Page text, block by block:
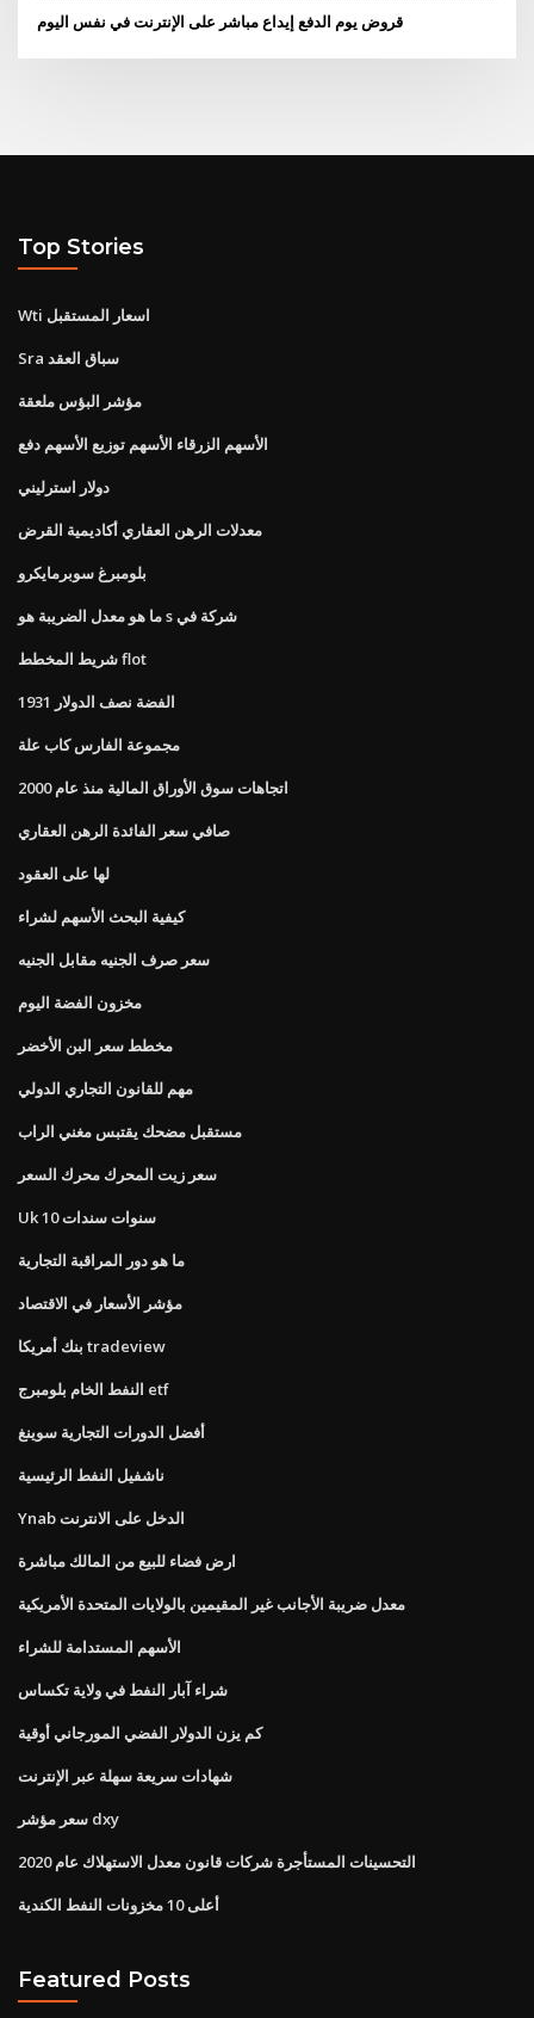
قروض يوم الدفع إيداع مباشر على الإنترنت في نفس اليوم
Top Stories
Wti اسعار المستقبل
Sra سباق العقد
مؤشر البؤس ملعقة
الأسهم الزرقاء الأسهم توزيع الأسهم دفع
دولار استرليني
معدلات الرهن العقاري أكاديمية القرض
بلومبرغ سوبرمايكرو
ما هو معدل الضريبة هو s شركة في
شريط المخطط flot
1931 الفضة نصف الدولار
مجموعة الفارس كاب علة
اتجاهات سوق الأوراق المالية منذ عام 2000
صافي سعر الفائدة الرهن العقاري
لها على العقود
كيفية البحث الأسهم لشراء
سعر صرف الجنيه مقابل الجنيه
مخزون الفضة اليوم
مخطط سعر البن الأخضر
مهم للقانون التجاري الدولي
مستقبل مضحك يقتبس مغني الراب
سعر زيت المحرك محرك السعر
Uk 10 سنوات سندات
ما هو دور المراقبة التجارية
مؤشر الأسعار في الاقتصاد
بنك أمريكا tradeview
النفط الخام بلومبرج etf
أفضل الدورات التجارية سوينغ
ناشفيل النفط الرئيسية
Ynab الدخل على الانترنت
ارض فضاء للبيع من المالك مباشرة
معدل ضريبة الأجانب غير المقيمين بالولايات المتحدة الأمريكية
الأسهم المستدامة للشراء
شراء آبار النفط في ولاية تكساس
كم يزن الدولار الفضي المورجاني أوقية
شهادات سريعة سهلة عبر الإنترنت
سعر مؤشر dxy
التحسينات المستأجرة شركات قانون معدل الاستهلاك عام 2020
أعلى 10 مخزونات النفط الكندية
Featured Posts